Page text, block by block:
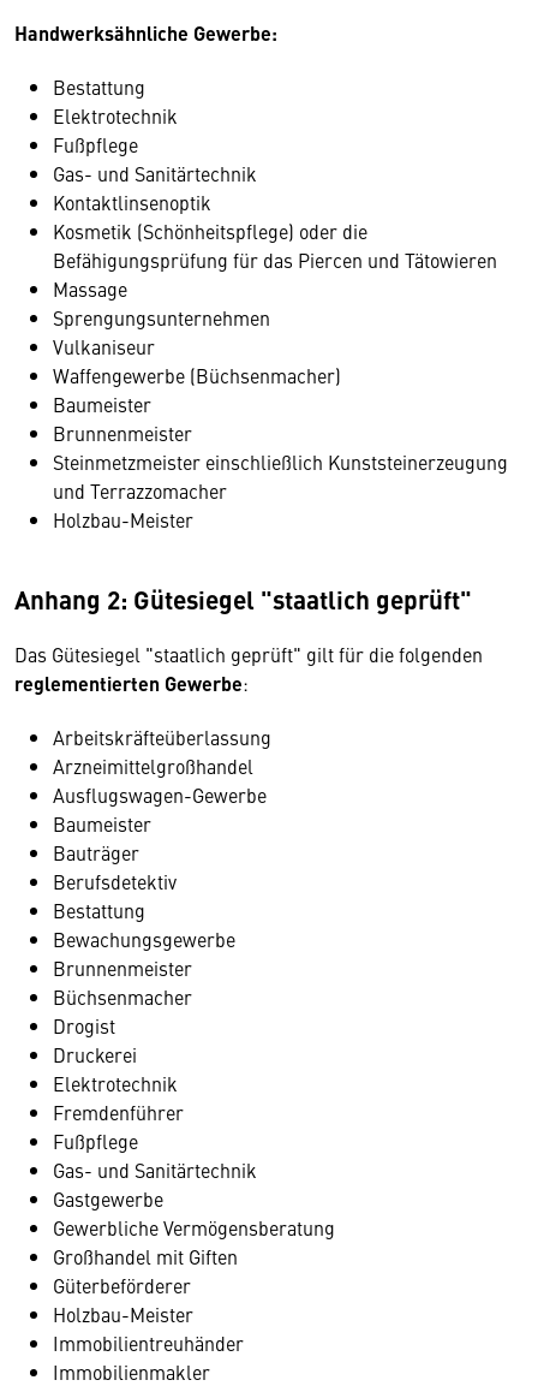
Handwerksähnliche Gewerbe:
Bestattung
Elektrotechnik
Fußpflege
Gas- und Sanitärtechnik
Kontaktlinsenoptik
Kosmetik (Schönheitspflege) oder die
Befähigungsprüfung für das Piercen und Tätowieren
Massage
Sprengungsunternehmen
Vulkaniseur
Waffengewerbe (Büchsenmacher)
Baumeister
Brunnenmeister
Steinmetzmeister einschließlich Kunststeinerzeugung
und Terrazzomacher
Holzbau-Meister
Anhang 2: Gütesiegel "staatlich geprüft"
Das Gütesiegel "staatlich geprüft" gilt für die folgenden
reglementierten Gewerbe:
Arbeitskräfteüberlassung
Arzneimittelgroßhandel
Ausflugswagen-Gewerbe
Baumeister
Bauträger
Berufsdetektiv
Bestattung
Bewachungsgewerbe
Brunnenmeister
Büchsenmacher
Drogist
Druckerei
Elektrotechnik
Fremdenführer
Fußpflege
Gas- und Sanitärtechnik
Gastgewerbe
Gewerbliche Vermögensberatung
Großhandel mit Giften
Güterbeförderer
Holzbau-Meister
Immobilientreuhänder
Immobilienmakler